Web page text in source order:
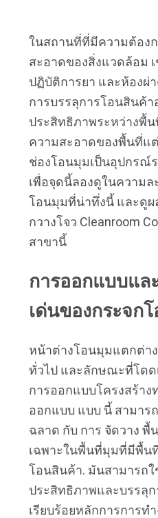
การ
ควบคุม
คุณภาพ
ติดต่อ
กรณี
ขอ
ทุน
แผนผัง
เว็บไซต์
ในสถานที่ที่มีความต้อง
สะอาดของสิ่งแวดล้อม
ปฏิบัติการยา และห้องผ่
การบรรลุการโอนสินค้
ประสิทธิภาพระหว่างพื้น
ความสะอาดของพื้นที่แ
ช่องโอนมุมเป็นอุปกรณ์
เพื่อจุดนี้ลองดูในความล
โอนมุมที่น่าทึ่งนี้ และดูผ
กวางโจว Cleanroom
สาขานี้
การออกแบบแล
เด่นของกระจก
หน้าต่างโอนมุมแตกต่า
ทั่วไป และลักษณะที่โด
การออกแบบโครงสร้า
ออกแบบ แบบ นี้ สามาร
ฉลาด กับ การ จัดวาง พื้
เฉพาะในพื้นที่มุมที่มีพื้น
โอนสินค้า. มันสามารถ
ประสิทธิภาพและบรรลุก
เรียบร้อยหลักการการทํ